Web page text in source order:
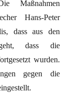
Maßnahmen
Hans-Peter
dass aus den
dass die
wurden.
gegen die